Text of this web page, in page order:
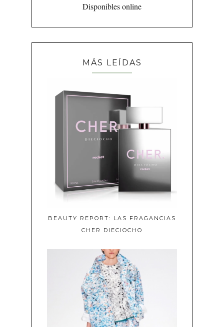
Disponibles online
MÁS LEÍDAS
BEAUTY REPORT: LAS FRAGANCIAS
CHER DIECIOCHO